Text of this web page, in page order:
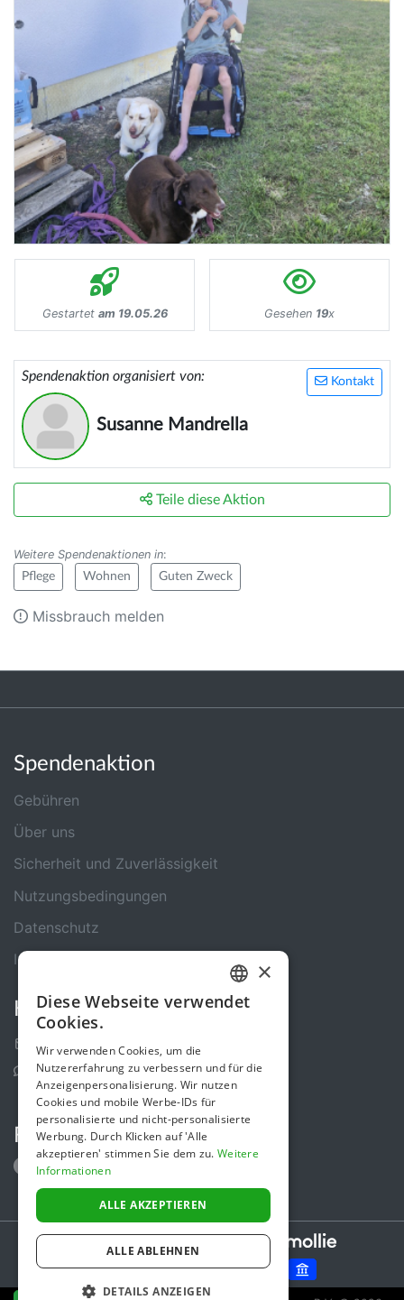
Gestartet am 19.05.26 Gesehen 19x
Kontakt
Spendenaktion organisiert von:
Susanne Mandrella
Teile diese Aktion
Weitere Spendenaktionen in:
Pflege Wohnen Guten Zweck
Missbrauch melden
Spendenaktion
Gebühren
Über uns
Sicherheit und Zuverlässigkeit
Nutzungsbedingungen
Datenschutz
Impressum
Kontakt
Kontakt-Formular
Support Center
Folge uns
Secure payments powered by
GERMAN
×
Diese Webseite verwendet
Cookies.
Wir verwenden Cookies, um die
Nutzererfahrung zu verbessern und für die
Anzeigenpersonalisierung. Wir nutzen
Cookies und mobile Werbe-IDs für
personalisierte und nicht-personalisierte
Werbung. Durch Klicken auf 'Alle
akzeptieren' stimmen Sie dem zu. Weitere
Informationen
ALLE AKZEPTIEREN
ALLE ABLEHNEN
DETAILS ANZEIGEN